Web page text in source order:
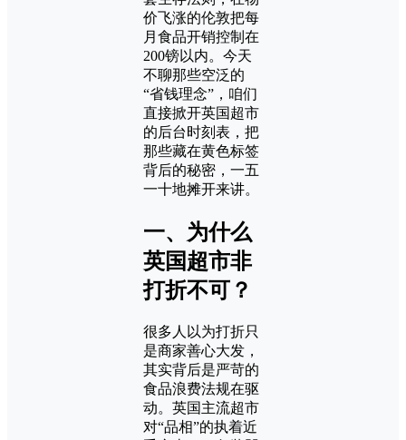
价飞涨的伦敦把每
月食品开销控制在
200镑以内。今天
不聊那些空泛的
“省钱理念”，咱们
直接掀开英国超市
的后台时刻表，把
那些藏在黄色标签
背后的秘密，一五
一十地摊开来讲。
一、为什么
英国超市非
打折不可？
很多人以为打折只
是商家善心大发，
其实背后是严苛的
食品浪费法规在驱
动。英国主流超市
对“品相”的执着近